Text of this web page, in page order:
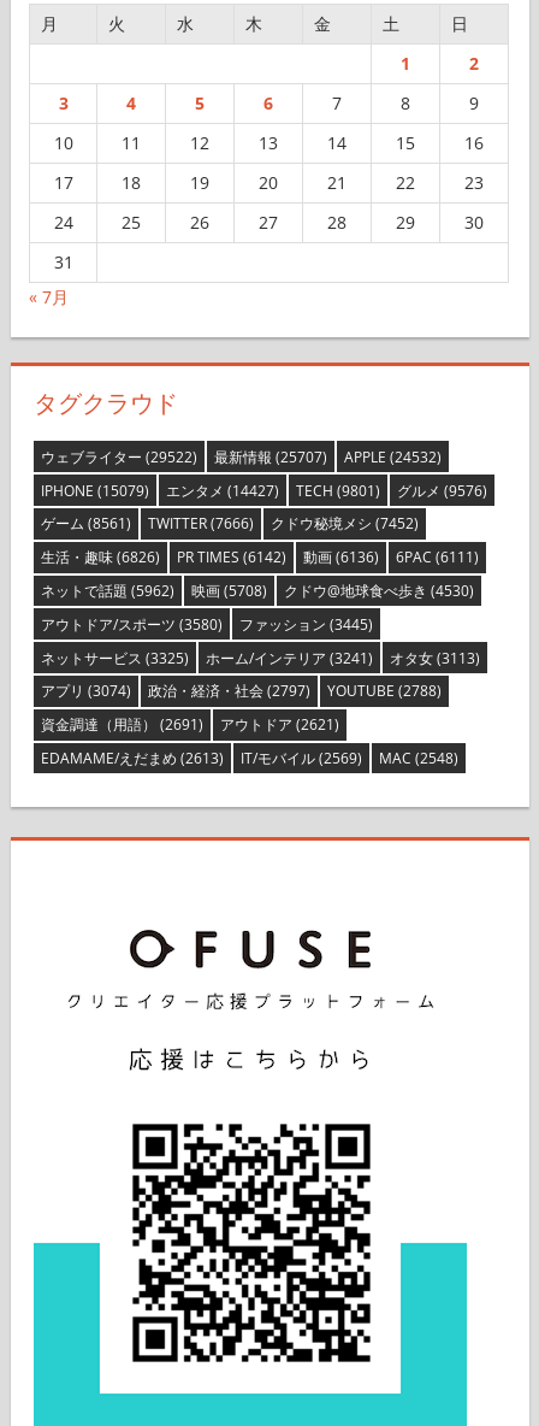
月 火 水 木 金 土
日
1
2
3
4 5 6 7 8
9
10
11 12 13 14 15
16
17
18 19 20 21 22
23
24
25 26 27 28 29
30
31
« 7月
タグクラウド
ウェブライター (29522) 最新情報 (25707) APPLE (24532)
IPHONE (15079) エンタメ (14427) TECH (9801) グルメ (9576)
ゲーム (8561) TWITTER(7666) クドウ秘境メシ (7452)
生活・趣味(6826) PR TIMES (6142) 動画(6136) 6PAC (6111)
ネットで話題 (5962) 映画(5708) クドウ@地球食べ歩き (4530)
アウトドア/スポーツ (3580) ファッション (3445)
ネットサービス (3325) ホーム/インテリア (3241) オタ女(3113)
アプリ (3074) 政治・経済・社会(2797) YOUTUBE (2788)
資金調達（用語） (2691) アウトドア (2621)
EDAMAME/えだまめ (2613) IT/モバイル(2569) MAC (2548)